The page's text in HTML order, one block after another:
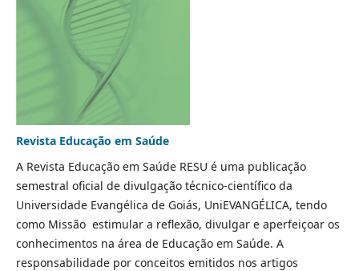
Revista Educação em Saúde
A Revista Educação em Saúde RESU é uma publicação
semestral oficial de divulgação técnico-científico da
Universidade Evangélica de Goiás, UniEVANGÉLICA, tendo
como Missão estimular a reflexão, divulgar e aperfeiçoar os
conhecimentos na área de Educação em Saúde. A
responsabilidade por conceitos emitidos nos artigos